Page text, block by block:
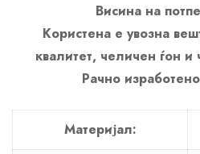
Висина на
Користена е увозна
квалитет, челичен ѓон и
Рачно
Материјал: